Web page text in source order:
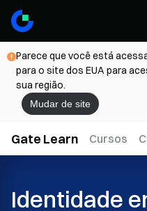
Parece que você está
para o site dos EUA para
sua região.
Mudar de site
Gate Learn Cursos
Identidade